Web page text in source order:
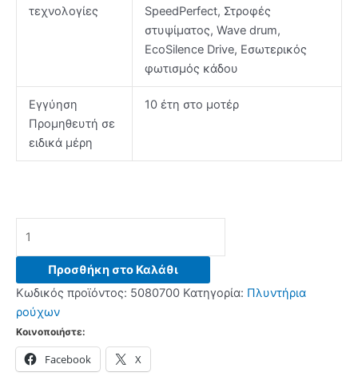
τεχνολογίες
SpeedPerfect, Στροφές
στυψίματος, Wave drum,
EcoSilence Drive, Εσωτερικός
φωτισμός κάδου
Εγγύηση
Προμηθευτή σε
ειδικά μέρη
10 έτη στο μοτέρ
WGG254ZHGR
Πλυντήριo
ρούχων
White
-
δόσεις
Προσθήκη στο Καλάθι
Κωδικός προϊόντος: 5080700 Κατηγορία: Πλυντήρια
ρούχων
Κοινοποιήστε:
Facebook X